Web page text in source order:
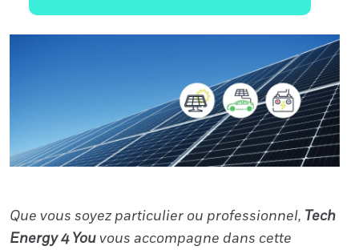
Que vous soyez particulier ou professionnel, Tech
Energy 4 Youvous accompagne dans cette